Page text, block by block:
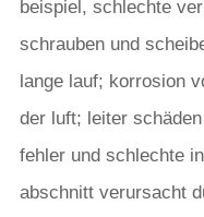
beispiel, schlechte
schrauben und
lange lauf; korrosion
der luft; leiter
fehler und schlechte
abschnitt verursacht